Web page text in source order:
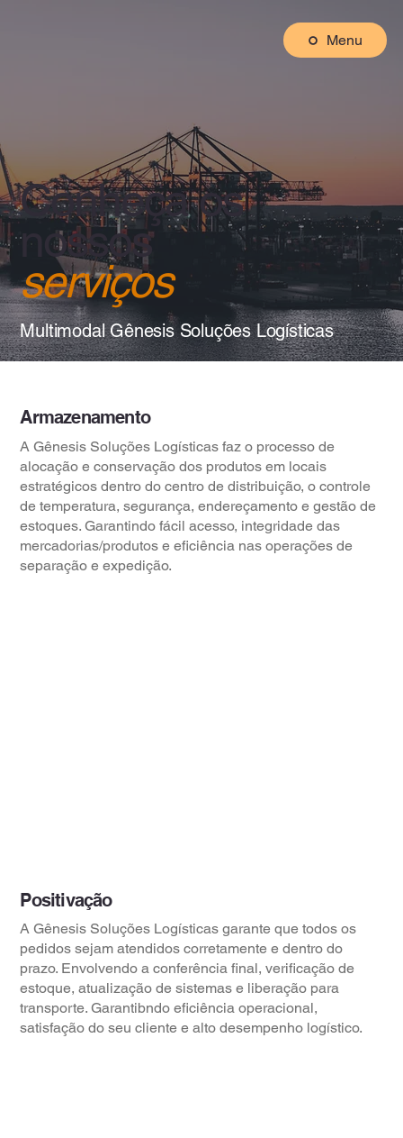
Menu
Conheça os
nossos
serviços
Multimodal Gênesis Soluções Logísticas
Armazenamento
A Gênesis Soluções Logísticas faz o processo de
alocação e conservação dos produtos em locais
estratégicos dentro do centro de distribuição, o controle
de temperatura, segurança, endereçamento e gestão de
estoques. Garantindo fácil acesso, integridade das
mercadorias/produtos e eficiência nas operações de
separação e expedição.
Positivação
A Gênesis Soluções Logísticas garante que todos os
pedidos sejam atendidos corretamente e dentro do
prazo. Envolvendo a conferência final, verificação de
estoque, atualização de sistemas e liberação para
transporte. Garantibndo eficiência operacional,
satisfação do seu cliente e alto desempenho logístico.